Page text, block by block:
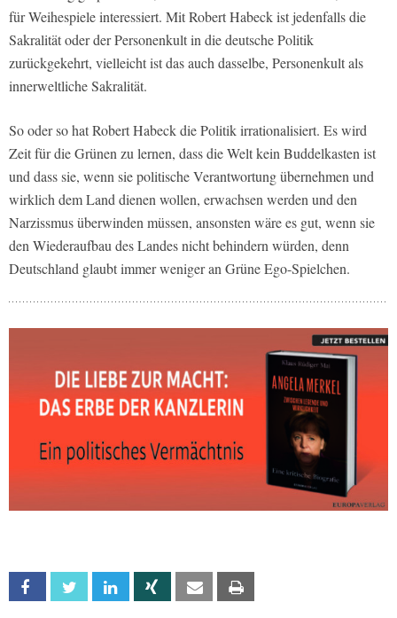
für Weihespiele interessiert. Mit Robert Habeck ist jedenfalls die
Sakralität oder der Personenkult in die deutsche Politik
zurückgekehrt, vielleicht ist das auch dasselbe, Personenkult als
innerweltliche Sakralität.
So oder so hat Robert Habeck die Politik irrationalisiert. Es wird
Zeit für die Grünen zu lernen, dass die Welt kein Buddelkasten ist
und dass sie, wenn sie politische Verantwortung übernehmen und
wirklich dem Land dienen wollen, erwachsen werden und den
Narzissmus überwinden müssen, ansonsten wäre es gut, wenn sie
den Wiederaufbau des Landes nicht behindern würden, denn
Deutschland glaubt immer weniger an Grüne Ego-Spielchen.
Facebook Twitter Linkedin Xing Email